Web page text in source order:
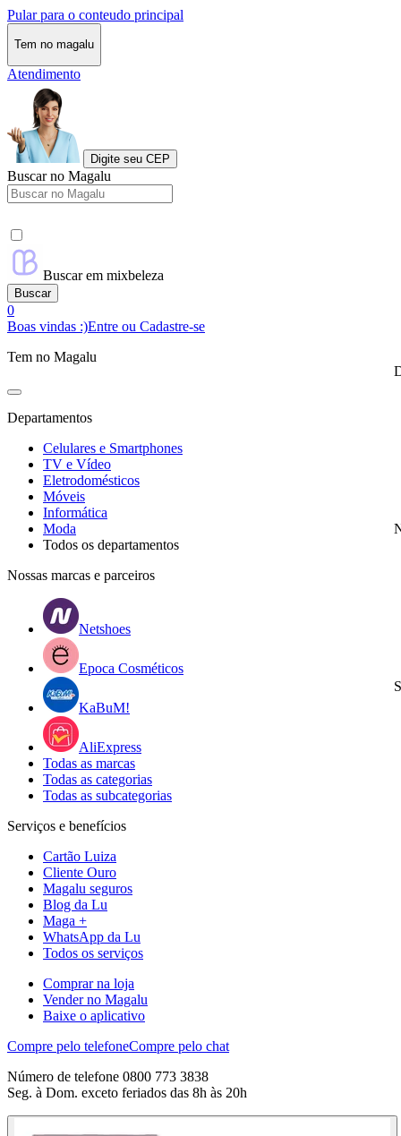
Pular para o conteudo principal
Tem no magalu
Atendimento
Digite seu CEP
Buscar no Magalu
Buscar em mixbeleza
Buscar
0
Boas vindas :)Entre ou Cadastre-se
Tem no Magalu
Departamentos
Celulares e Smartphones
TV e Vídeo
Eletrodomésticos
Móveis
Informática
Moda
Todos os departamentos
Nossas marcas e parceiros
Netshoes
Epoca Cosméticos
KaBuM!
AliExpress
Todas as marcas
Todas as categorias
Todas as subcategorias
Serviços e benefícios
Cartão Luiza
Cliente Ouro
Magalu seguros
Blog da Lu
Maga +
WhatsApp da Lu
Todos os serviços
Comprar na loja
Vender no Magalu
Baixe o aplicativo
Compre pelo telefoneCompre pelo chat
Número de telefone 0800 773 3838
Seg. à Dom. exceto feriados das 8h às 20h